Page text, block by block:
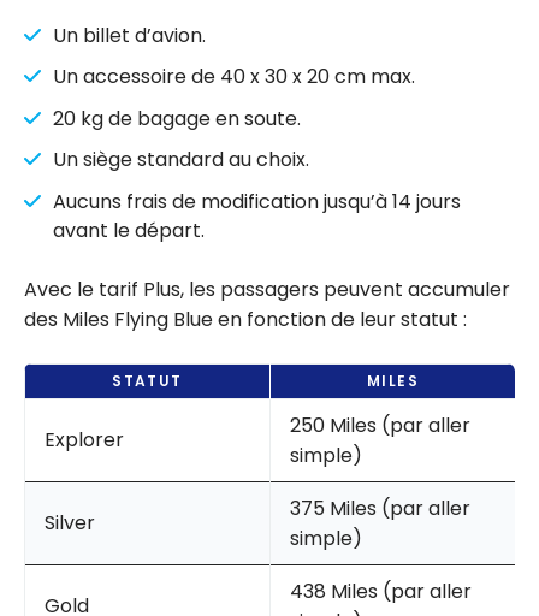
Un billet d’avion.
Un accessoire de 40 x 30 x 20 cm max.
20 kg de bagage en soute.
Un siège standard au choix.
Aucuns frais de modification jusqu’à 14 jours
avant le départ.
Avec le tarif Plus, les passagers peuvent accumuler
des Miles Flying Blue en fonction de leur statut :
STATUT MILES
Explorer
250 Miles (par aller
simple)
Silver
375 Miles (par aller
simple)
Gold
438 Miles (par aller